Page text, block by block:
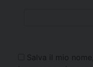
Salva il mio